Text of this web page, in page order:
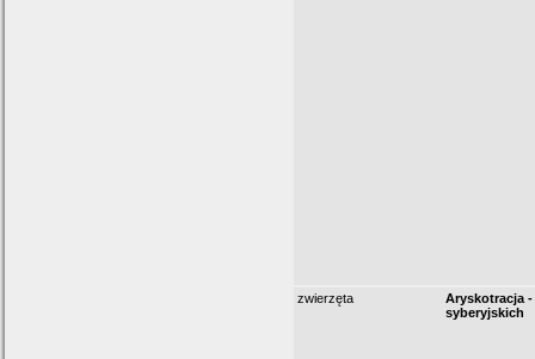
zwierzęta
Aryskotracja
syberyjskich